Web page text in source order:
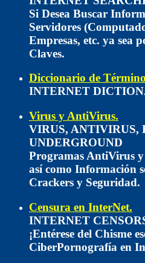
Si Desea Buscar
Servidores
Empresas, etc. ya sea
Claves.
Diccionario de
INTERNET
Virus y AntiVirus.
VIRUS, ANTIVIRUS,
UNDERGROUND
Programas AntiVirus y
así como Información
Crackers y Seguridad.
Censura en InterNet.
INTERNET
¡Entérese del Chisme
CiberPornografía en